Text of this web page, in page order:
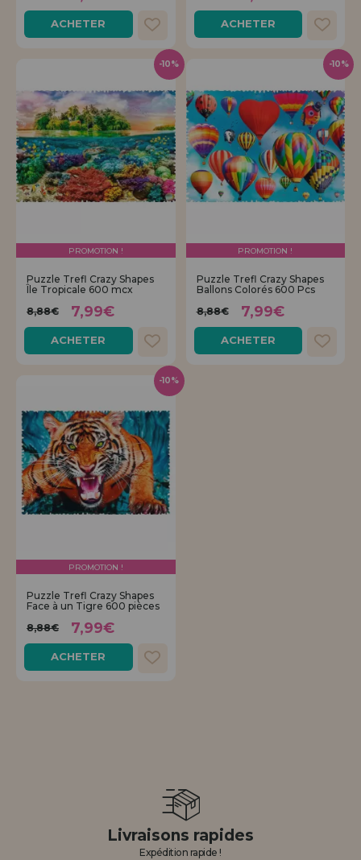
ACHETER ACHETER
PROMOTION !
Puzzle Trefl Crazy Shapes
Île Tropicale 600 mcx
8,88€
7,99€
ACHETER
-10%
PROMOTION !
Puzzle Trefl Crazy Shapes
Ballons Colorés 600 Pcs
8,88€
7,99€
ACHETER
-10%
PROMOTION !
Puzzle Trefl Crazy Shapes
Face à un Tigre 600 pièces
8,88€
7,99€
ACHETER
-10%
Livraisons rapides
Expédition rapide !